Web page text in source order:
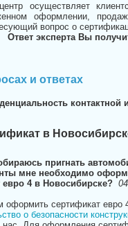
осуществляет
оформлении,
вопрос о
Ответ эксперта Вы
и ответах
в
пригнать
мне необходимо
4 в Новосибирске?
оформить сертификат
о безопасности